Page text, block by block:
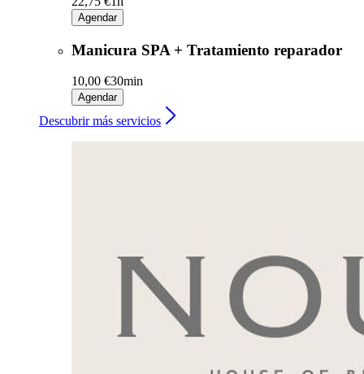
Agendar
Manicura SPA + Tratamiento reparador
10,00 €30min
Agendar
Descubrir más servicios